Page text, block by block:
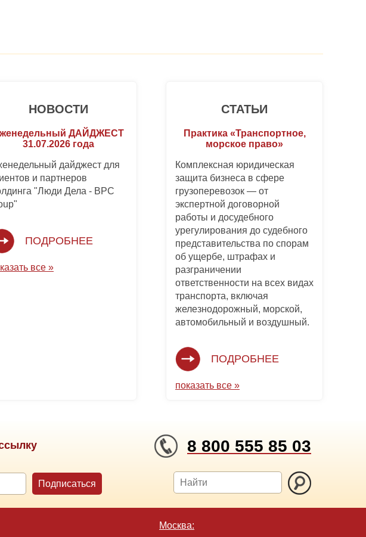
НОВОСТИ
ДАЙДЖЕСТ
31.07.2026 года
дайджест для
и партнеров
"Люди Дела - BPC
ПОДРОБНЕЕ
все »
СТАТЬИ
Практика «Транспортное,
морское право»
Комплексная юридическая
защита бизнеса в сфере
грузоперевозок — от
экспертной договорной
работы и досудебного
урегулирования до судебного
представительства по спорам
об ущербе, штрафах и
разграничении
ответственности на всех видах
транспорта, включая
железнодорожный, морской,
автомобильный и воздушный.
ПОДРОБНЕЕ
показать все »
8 800 555 85 03
Подписаться
Москва: